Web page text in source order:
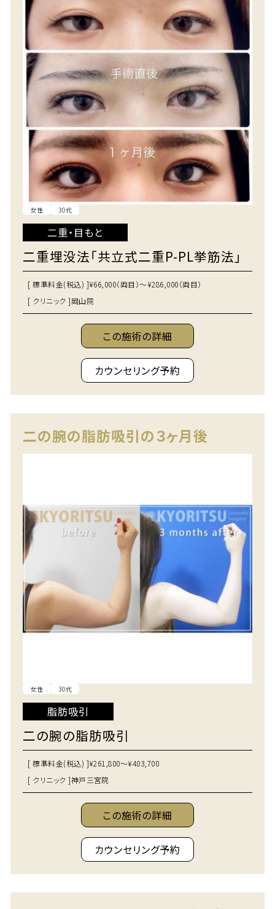
女性 30代
二重・目もと
二重埋没法「共立式二重P-PL挙筋法」
[ 標準料金(税込) ]¥66,000（両目）～¥286,000（両目）
[ クリニック ]岡山院
この施術の詳細
カウンセリング予約
二の腕の脂肪吸引の３ヶ月後
女性 30代
脂肪吸引
二の腕の脂肪吸引
[ 標準料金(税込) ]¥261,800～¥403,700
[ クリニック ]神戸三宮院
この施術の詳細
カウンセリング予約